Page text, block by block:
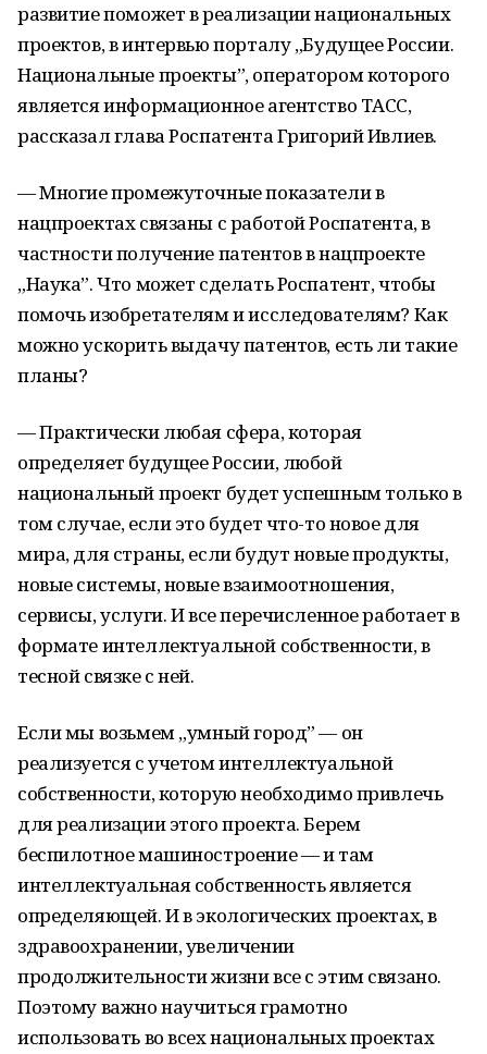
развитие поможет в реализации национальных
проектов, в интервью порталу „Будущее России.
Национальные проекты”, оператором которого
является информационное агентство ТАСС,
рассказал глава Роспатента Григорий Ивлиев.
— Многие промежуточные показатели в
нацпроектах связаны с работой Роспатента, в
частности получение патентов в нацпроекте
„Наука”. Что может сделать Роспатент, чтобы
помочь изобретателям и исследователям? Как
можно ускорить выдачу патентов, есть ли такие
планы?
— Практически любая сфера, которая
определяет будущее России, любой
национальный проект будет успешным только в
том случае, если это будет что-то новое для
мира, для страны, если будут новые продукты,
новые системы, новые взаимоотношения,
сервисы, услуги. И все перечисленное работает в
формате интеллектуальной собственности, в
тесной связке с ней.
Если мы возьмем „умный город” — он
реализуется с учетом интеллектуальной
собственности, которую необходимо привлечь
для реализации этого проекта. Берем
беспилотное машиностроение — и там
интеллектуальная собственность является
определяющей. И в экологических проектах, в
здравоохранении, увеличении
продолжительности жизни все с этим связано.
Поэтому важно научиться грамотно
использовать во всех национальных проектах